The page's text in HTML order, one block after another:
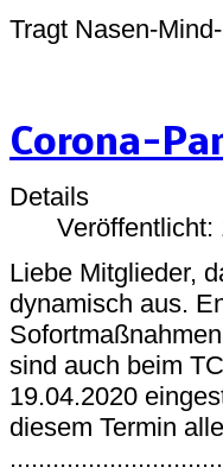
Tragt Nasen-
Corona-
Details
Veröffentlicht:
Liebe Mitglieder,
dynamisch aus.
sind auch beim
19.04.2020
diesem Termin